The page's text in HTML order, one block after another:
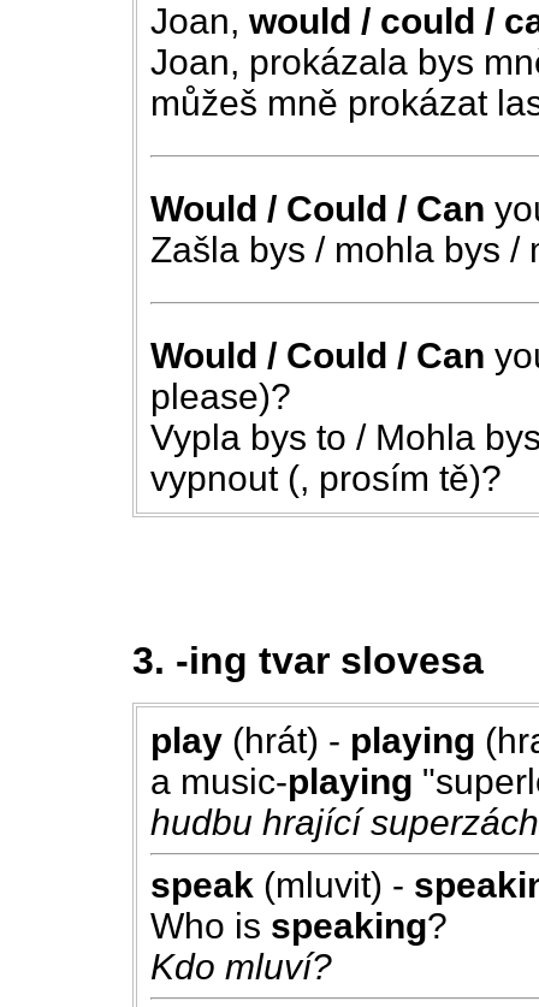
Joan, would / could /
Joan, prokázala bys
můžeš mně prokázat
Would / Could / Can
Zašla bys / mohla bys /
Would / Could / Can
please)?
Vypla bys to / Mohla
vypnout (, prosím tě)?
3. -ing tvar slovesa
play (hrát) - playing
a music-playing
hudbu hrající
speak (mluvit) -
Who is speaking?
Kdo mluví?